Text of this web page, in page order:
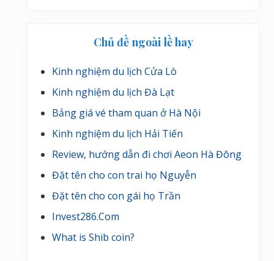
Chủ đề ngoài lề hay
Kinh nghiệm du lịch Cửa Lò
Kinh nghiệm du lịch Đà Lạt
Bảng giá vé tham quan ở Hà Nội
Kinh nghiệm du lịch Hải Tiến
Review, hướng dẫn đi chơi Aeon Hà Đông
Đặt tên cho con trai họ Nguyễn
Đặt tên cho con gái họ Trần
Invest286.Com
What is Shib coin?